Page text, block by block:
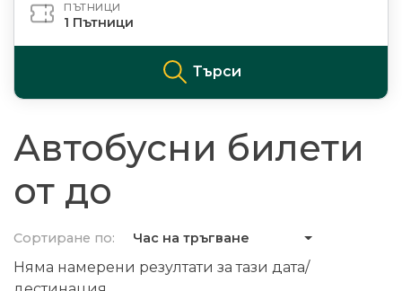
ПЪТНИЦИ
1 Пътници
Търси
Автобусни билети
от до
Сортиране по: Час на тръгване
Няма намерени резултати за тази дата/